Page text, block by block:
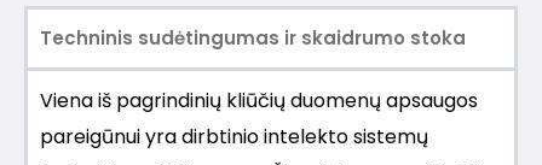
Techninis sudėtingumas ir skaidrumo stoka
Viena iš pagrindinių kliūčių duomenų apsaugos
pareigūnui yra dirbtinio intelekto sistemų